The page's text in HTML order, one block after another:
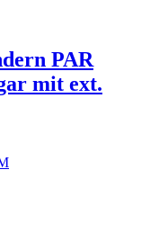
PAR
mit ext.